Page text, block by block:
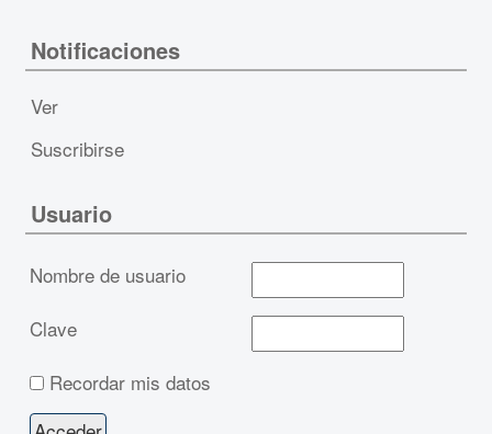
Notificaciones
Ver
Suscribirse
Usuario
Nombre de usuario
Clave
Recordar mis datos